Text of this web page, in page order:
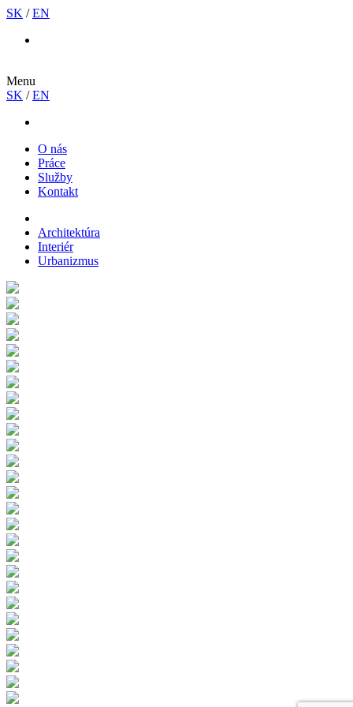
SK /EN
Menu
SK /EN
O nás
Práce
Služby
Kontakt
Architektúra
Interiér
Urbanizmus